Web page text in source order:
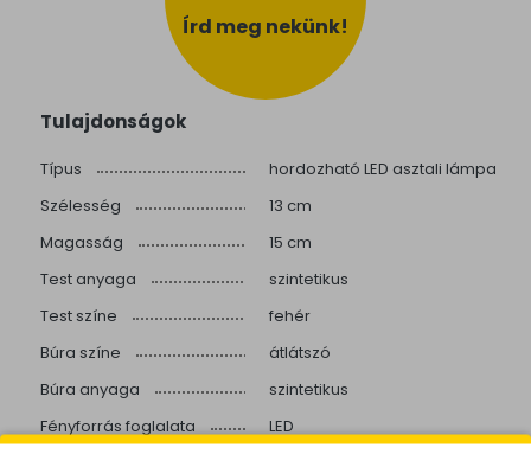
Írd meg nekünk!
Tulajdonságok
Típus
hordozható LED asztali lámpa
Szélesség
13 cm
Magasság
15 cm
Test anyaga
szintetikus
Test színe
fehér
Búra színe
átlátszó
Búra anyaga
szintetikus
Fényforrás foglalata
LED